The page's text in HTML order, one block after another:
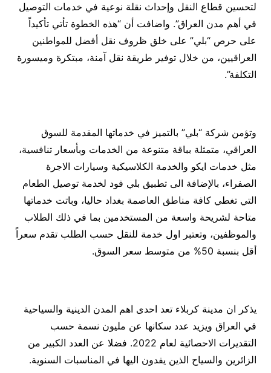
لتحسين قطاع النقل وإحداث نقلة نوعية في خدمات التوصيل
في أهم مدن العراق”. واضافت أن “هذه الخطوة تأتي تأكيداً
على حرص “بلي” على خلق ظروف نقل أفضل للمواطنين
العراقيين، من خلال توفير طريقة نقل آمنة، مبتكرة وميسورة
التكلفة”.
وتؤمن شركة “بلي” بالتميز في خدماتها المقدمة للسوق
العراقي، متمثلة بباقة متنوعة من الخدمات وبأسعار تنافسية،
مثل خدمات ايكو والخدمة الكلاسيكية وسيارات الاجرة
الصفراء، بالإضافة الى تطبيق بلي فود لخدمة توصيل الطعام
التي تغطي كافة مناطق العاصمة بغداد حاليا، وباتت خدماتها
متاحة لشريحة واسعة من المستخدمين بما في ذلك الطلاب
والموظفين، وتعتبر اول خدمة للنقل حسب الطلب تقدم سعراً
أقل بنسبة 50% من متوسط سعر السوق.
يذكر ان مدينة كربلاء تعد احدى اهم المدن الدينية والسياحية
في العراق ويزيد عدد سكانها عن مليون نسمة حسب
التقديرات الاحصائية لعام 2022. فضلا عن العدد الكبير من
الزائرين والسياح الذين يفدون اليها في المناسبات السنوية.